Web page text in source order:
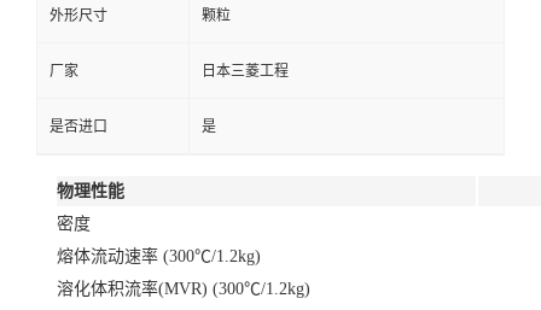
外形尺寸 颗粒
厂家 日本三菱工程
是否进口 是
物理性能
密度
熔体流动速率 (300℃/1.2kg)
溶化体积流率(MVR) (300℃/1.2kg)